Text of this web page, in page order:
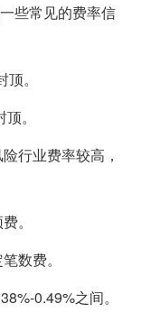
些常见的费率信
。
。
行业费率较高，
。
数费。
0.49%之间。